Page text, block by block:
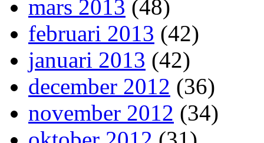
mars 2013 (48)
februari 2013 (42)
januari 2013 (42)
december 2012 (36)
november 2012 (34)